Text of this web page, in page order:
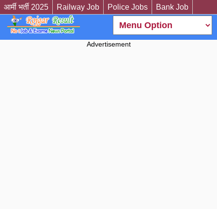
आर्मी भर्ती 2025 Railway Job Police Jobs Bank Job
Advertisement